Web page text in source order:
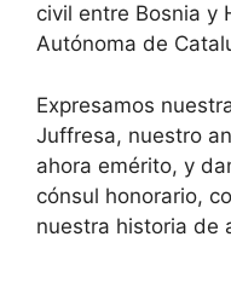
civil entre Bosnia y
Autónoma de
Expresamos
Juffresa, nuestro
ahora emérito, y
cónsul honorario,
nuestra historia de